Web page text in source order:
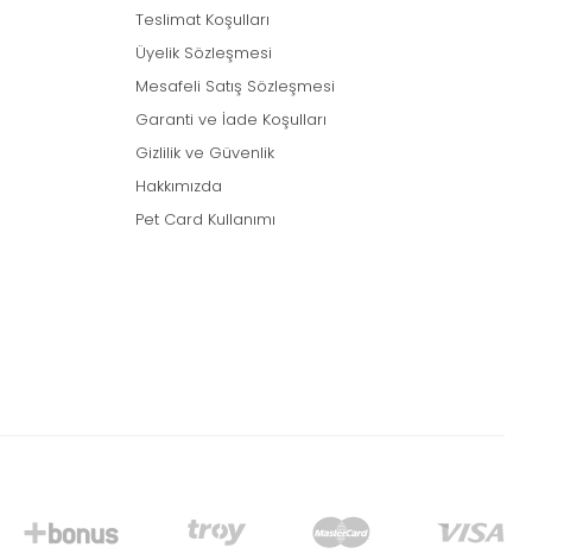
Teslimat Koşulları
Üyelik Sözleşmesi
Mesafeli Satış Sözleşmesi
Garanti ve İade Koşulları
Gizlilik ve Güvenlik
Hakkımızda
Pet Card Kullanımı